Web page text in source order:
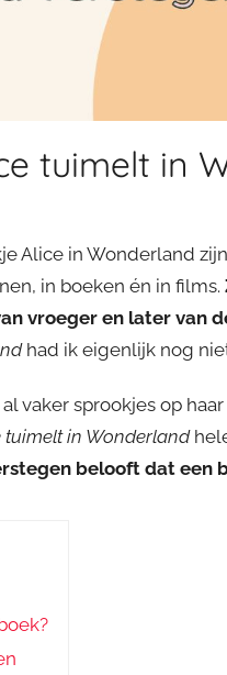
tuimelt in
Alice in Wonderland
in boeken én in films.
vroeger en later van
had ik eigenlijk nog
al vaker sprookjes op
tuimelt in Wonderland
belooft dat een